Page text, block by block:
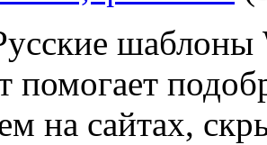
шаблоны
помогает
на сайтах,